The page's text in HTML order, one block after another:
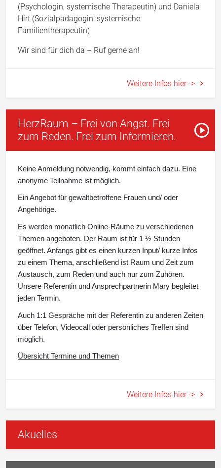
(Psychologin, systemische Therapeutin) und Daniela
Hirt (Sozialpädagogin, systemische
Familientherapeutin)
Wir sind für dich da – Ruf gerne an!
Weitere Infos hier ->
HerzRaum – Frei von Angst. Frei
zum Reden. Frei zum Informieren.
Keine Anmeldung notwendig, kommt einfach dazu. Eine
anonyme Teilnahme ist möglich.
Ein Angebot für gewaltbetroffene Frauen und/ oder
Angehörige.
Es werden monatlich Online-Räume zu verschiedenen
Themen angeboten. Der Raum ist für 1 ½ Stunden
geöffnet. Anfangs gibt es einen kurzen Input/ kurze Infos
zu einem Thema, anschließend ist Raum und Zeit zum
Austausch, zum Reden und auch nur zum Zuhören.
Unsere Referentin und Ansprechpartnerin Mary begleitet
jeden Termin.
Auch 1:1 Gespräche mit der Referentin zu anderen Zeiten
über Telefon, Videocall oder persönliches Treffen sind
möglich.
Übersicht Termine und Themen
Weitere Infos hier ->
Akuelles